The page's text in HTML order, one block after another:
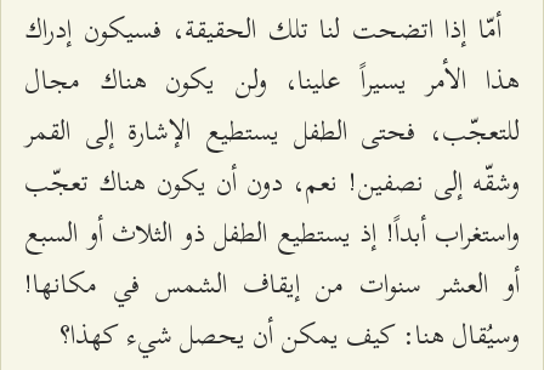
أمّا إذا اتضحت لنا تلك الحقيقة، فسيكون إدراك
هذا الأمر يسيراً علينا، ولن يكون هناك مجال
للتعجّب، فحتى الطفل يستطيع الإشارة إلى القمر
وشقّه إلى نصفين! نعم، دون أن يكون هناك تعجّب
واستغراب أبداً! إذ يستطيع الطفل ذو الثلاث أو السبع
أو العشر سنوات من إيقاف الشمس في مكانها!
وسيُقال هنا: كيف يمكن أن يحصل شيء كهذا؟